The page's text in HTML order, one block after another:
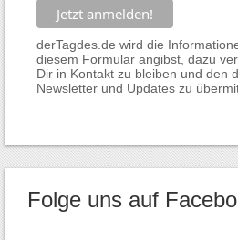
derTagdes.de wird die
diesem Formular angibst, dazu
Dir in Kontakt zu bleiben und den
Newsletter und Updates zu
Folge uns auf